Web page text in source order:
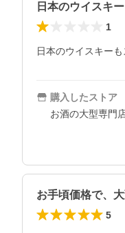
日本のウイスキ
1
日本のウイスキー
購入したストア
お酒の大型専門
お手頃価格で、大
5